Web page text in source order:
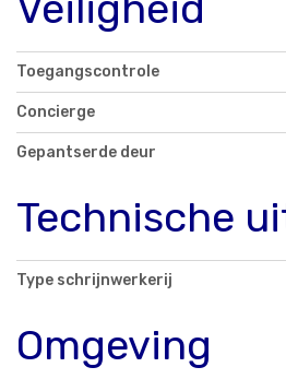
Toegangscontrole
Concierge
Gepantserde deur
Technische
Type schrijnwerkerij
Omgeving